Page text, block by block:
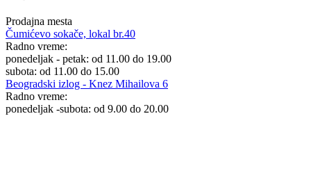
Prodajna mesta
Čumićevo sokače, lokal br.40
Radno vreme:
ponedeljak - petak: od 11.00 do 19.00
subota: od 11.00 do 15.00
Beogradski izlog - Knez Mihailova 6
Radno vreme:
ponedeljak -subota: od 9.00 do 20.00